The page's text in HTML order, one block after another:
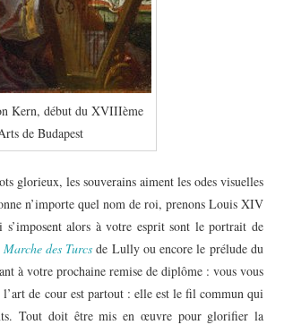
Kern, début du XVIIIème
de Budapest
glorieux, les souverains aiment les odes visuelles
n’importe quel nom de roi, prenons Louis XIV
s’imposent alors à votre esprit sont le portrait de
Marche des Turcs de Lully ou encore le prélude du
à votre prochaine remise de diplôme : vous vous
l’art de cour est partout : elle est le fil commun qui
Tout doit être mis en œuvre pour glorifier la